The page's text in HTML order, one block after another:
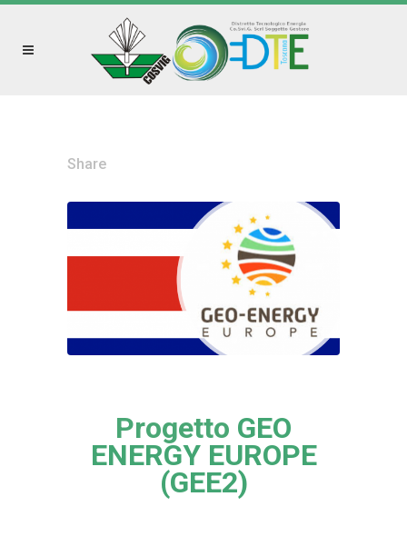
Share
Progetto GEO
ENERGY EUROPE
(GEE2)